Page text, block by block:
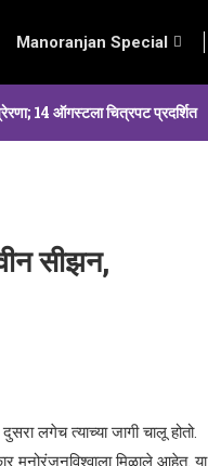
Manoranjan Special
14 ऑगस्टला चित्रपट प्रदर्शित
सीझन,
लगेच त्याच्या जागी चालू होतो.
मनोरंजनविश्वाला मिळाले आहेत. या